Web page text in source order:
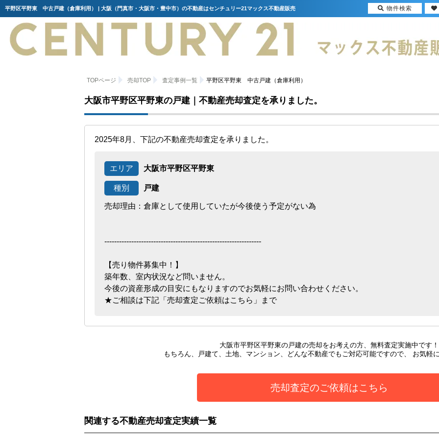
平野区平野東 中古戸建（倉庫利用） | 大阪（門真市・大阪市・豊中市）の不動産はセンチュリー21マックス不動産販売
TOPページ 売却TOP 査定事例一覧 平野区平野東 中古戸建（倉庫利用）
大阪市平野区平野東の戸建｜不動産売却査定を承りました。
2025年8月、下記の不動産売却査定を承りました。
エリア 大阪市平野区平野東
種別 戸建
売却理由：倉庫として使用していたが今後使う予定がない為
----------------------------------------------------------------
【売り物件募集中！】
築年数、室内状況など問いません。
今後の資産形成の目安にもなりますのでお気軽にお問い合わせください。
★ご相談は下記「売却査定ご依頼はこちら」まで
大阪市平野区平野東の戸建の売却をお考えの方、無料査定実施中です！
もちろん、戸建て、土地、マンション、どんな不動産でもご対応可能ですので、 お気軽
売却査定のご依頼はこちら
関連する不動産売却査定実績一覧
物件検索